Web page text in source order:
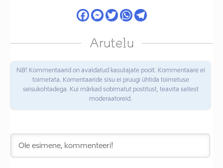
Arutelu
NB! Kommentaarid on avaldatud kasutajate poolt. Kommentaare ei
toimetata. Komentaaride sisu ei pruugi ühtida toimetuse
seisukohtadega. Kui märkad sobimatut postitust, teavita sellest
moderaatoreid.